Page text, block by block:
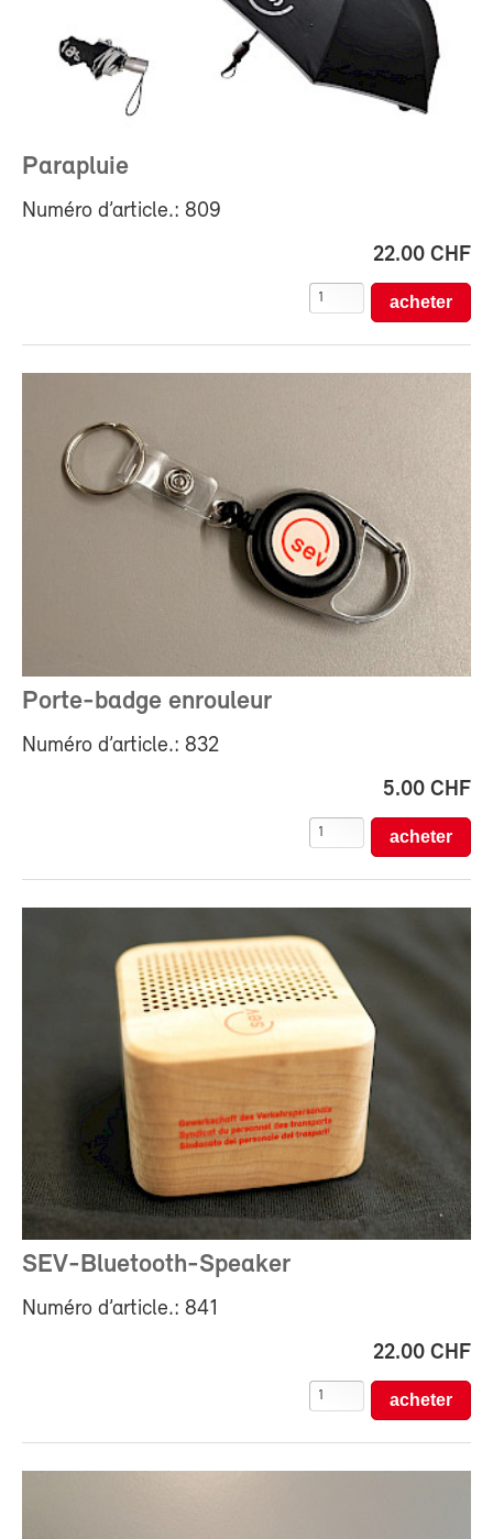
Parapluie
Numéro d’article.: 809
22.00 CHF
Porte-badge enrouleur
Numéro d’article.: 832
5.00 CHF
SEV-Bluetooth-Speaker
Numéro d’article.: 841
22.00 CHF